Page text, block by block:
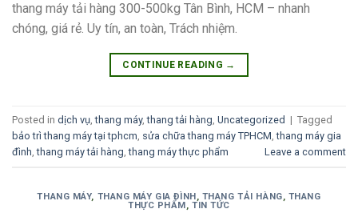
thang máy tải hàng 300-500kg Tân Bình, HCM – nhanh
chóng, giá rẻ. Uy tín, an toàn, Trách nhiệm.
CONTINUE READING →
Posted in dịch vụ ,thang máy,thang tải hàng Uncategorized | Tagged
bảo trì thang máy tại tphcm sửa chữa thang máy TPHCM ,thang máy gia
đình ,thang máy tải hàng ,thang máy thực phẩm Leave a comment
THANG MÁY, THANG MÁY GIA ĐÌNH THANG TẢI HÀNG
THANG
THỰC PHẨM ,TIN TỨC